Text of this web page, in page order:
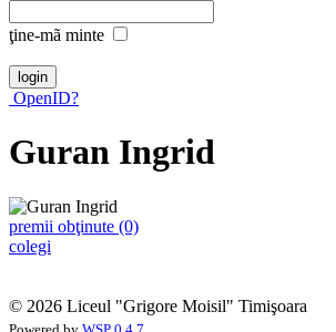
ţine-mã minte
OpenID?
Guran Ingrid
premii obţinute (0)
colegi
© 2026 Liceul "Grigore Moisil" Timişoara